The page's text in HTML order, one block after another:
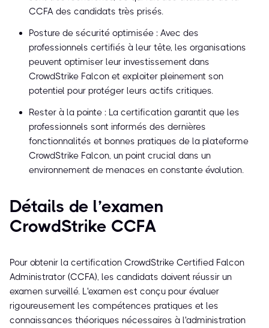
CCFA des candidats très prisés.
Posture de sécurité optimisée : Avec des
professionnels certifiés à leur tête, les organisations
peuvent optimiser leur investissement dans
CrowdStrike Falcon et exploiter pleinement son
potentiel pour protéger leurs actifs critiques.
Rester à la pointe : La certification garantit que les
professionnels sont informés des dernières
fonctionnalités et bonnes pratiques de la plateforme
CrowdStrike Falcon, un point crucial dans un
environnement de menaces en constante évolution.
Détails de l’examen
CrowdStrike CCFA
Pour obtenir la certification CrowdStrike Certified Falcon
Administrator (CCFA), les candidats doivent réussir un
examen surveillé. L'examen est conçu pour évaluer
rigoureusement les compétences pratiques et les
connaissances théoriques nécessaires à l'administration